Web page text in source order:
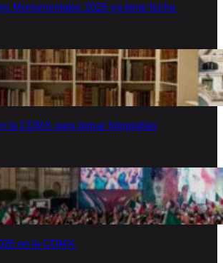
Monumentales 2026 ya tiene fecha
la CDMX para tomar fotografías
en la CDMX